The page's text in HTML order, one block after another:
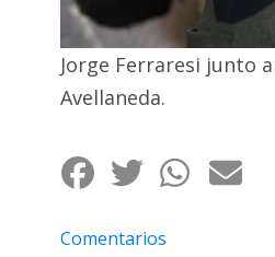
Jorge Ferraresi junto
Avellaneda.
Comentarios